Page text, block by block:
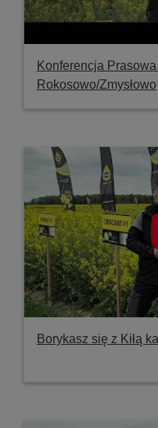
Konferencja
Rokosowo/Zmysłowo
Borykasz się z Kiłą